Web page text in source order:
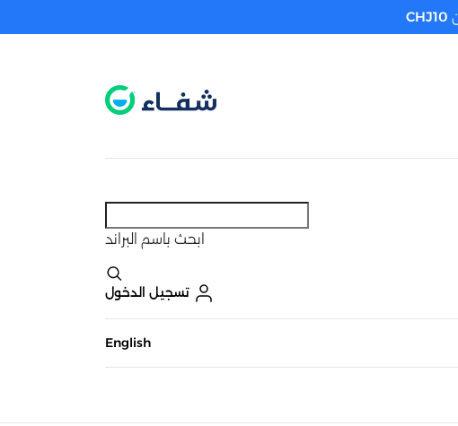
ابحث باسم البراند
تسجيل الدخول
English
CHJ10